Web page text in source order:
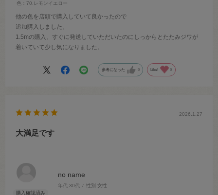
色：70.レモンイエロー
他の色を店頭で購入していて良かったので
追加購入しました。
1.5mの購入、すぐに発送していただいたのにしっからとたたみジワが
着いていて少し気になりました。
参考になった 0 Like! 0
no name
年代:30代 性別:女性
2026.1.27
大満足です